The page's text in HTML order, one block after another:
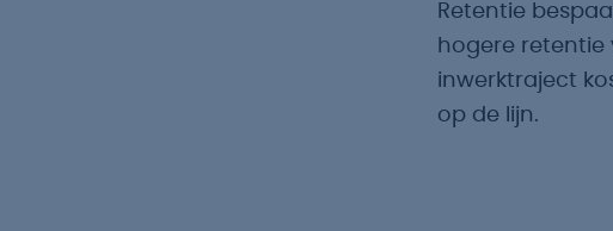
Retentie
hogere retentie
inwerktraject
op de lijn.